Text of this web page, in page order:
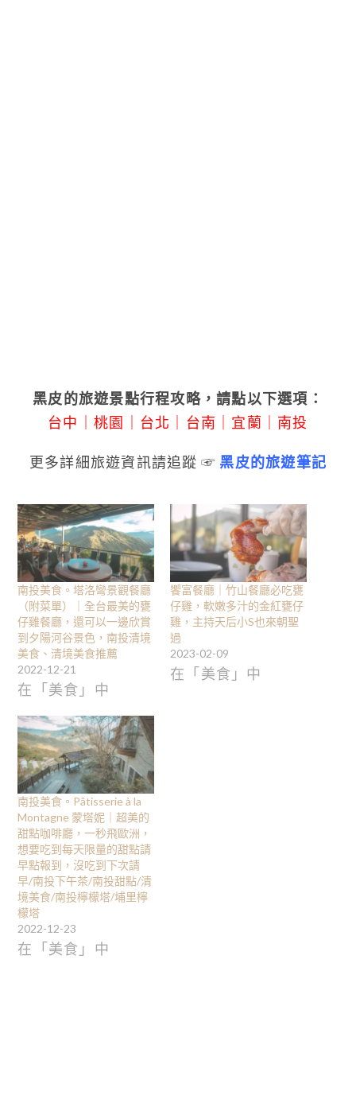
黑皮的旅遊景點行程攻略，請點以下選項：
台中
｜桃園 台北 台南 宜蘭 南投
更多詳細旅遊資訊請追蹤 ☞ 黑皮的旅遊筆記
南投美食。塔洛彎景觀餐廳
（附菜單）｜全台最美的甕
仔雞餐廳，還可以一邊欣賞
到夕陽河谷景色，南投清境
美食、清境美食推薦
2022-12-21
在「美食」中
饗富餐廳｜竹山餐廳必吃甕
仔雞，軟嫩多汁的金紅甕仔
雞，主持天后小S也來朝聖
過
2023-02-09
在「美食」中
南投美食。Pâtisserie à la
Montagne 蒙塔妮｜超美的
甜點咖啡廳，一秒飛歐洲，
想要吃到每天限量的甜點請
早點報到，沒吃到下次請
早/南投下午茶/南投甜點/清
境美食/南投檸檬塔/埔里檸
檬塔
2022-12-23
在「美食」中